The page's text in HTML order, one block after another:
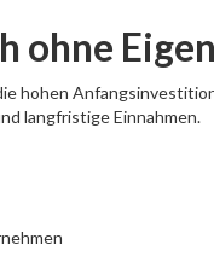
ohne
hohen
langfristige Einnahmen.